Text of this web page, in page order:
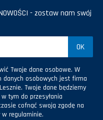
- zostaw nam swój
Twoje dane osobowe. W
danych osobowych jest firma
Twoje dane będziemy
tym do przesyłania
cofnąć swoją zgodę na
regulaminie.